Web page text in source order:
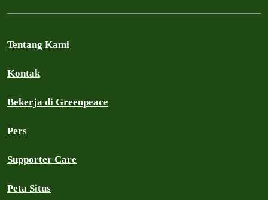
Tentang Kami
Kontak
Bekerja di Greenpeace
Pers
Supporter Care
Peta Situs